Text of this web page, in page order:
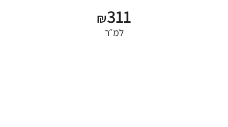
₪311
למ״ר